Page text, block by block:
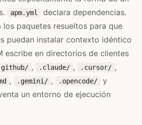
apm.yml declara dependencias.
los paquetes resueltos para que
puedan instalar contexto idéntico
escribe en directorios de clientes
, .claude/ , .cursor/ ,
, .gemini/ , .opencode/ y
un entorno de ejecución